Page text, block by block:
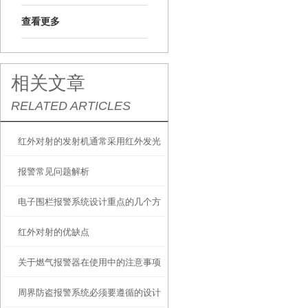
查看更多
相关文章
RELATED ARTICLES
红外对射的发射机通常采用红外发光
二极管作光源
报警常见问题解析
电子围栏报警系统设计重点的几个方
面？
红外对射的优缺点
关于燃气报警器在使用中的注意事项
周界防盗报警系统必须要遵循的设计